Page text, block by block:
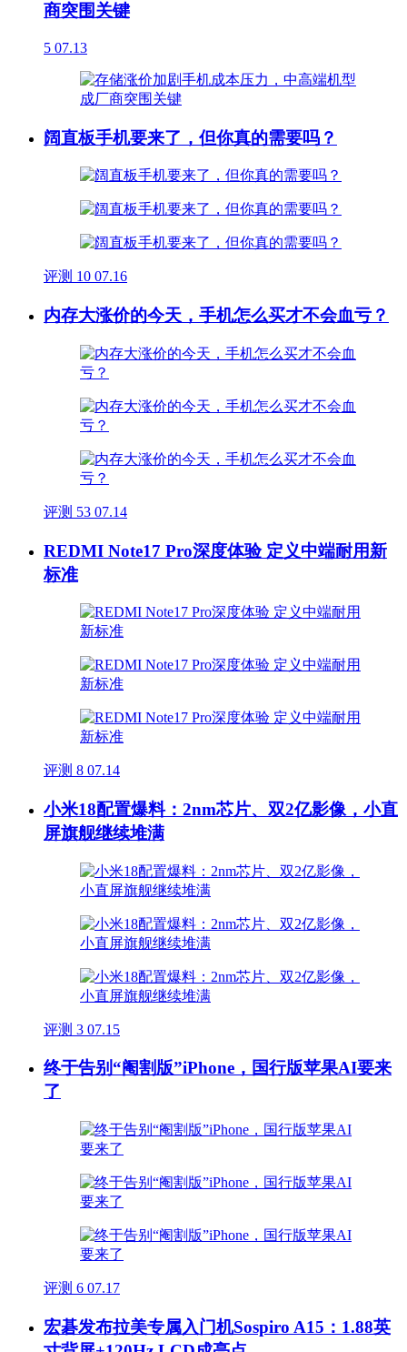
商突围关键
5 07.13
阔直板手机要来了，但你真的需要吗？
评测 10 07.16
内存大涨价的今天，手机怎么买才不会血亏？
评测 53 07.14
REDMI Note17 Pro深度体验 定义中端耐用新
标准
评测 8 07.14
小米18配置爆料：2nm芯片、双2亿影像，小直
屏旗舰继续堆满
评测 3 07.15
终于告别“阉割版”iPhone，国行版苹果AI要来
了
评测 6 07.17
宏碁发布拉美专属入门机Sospiro A15：1.88英